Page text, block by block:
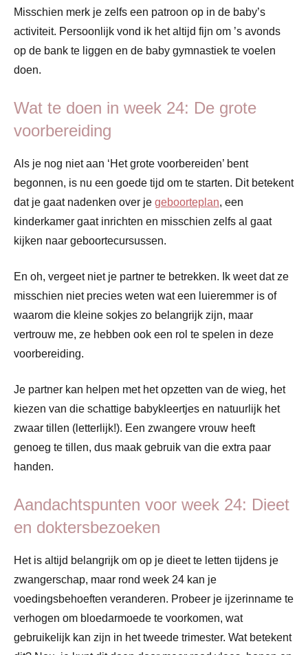
Misschien merk je zelfs een patroon op in de baby’s
activiteit. Persoonlijk vond ik het altijd fijn om ’s avonds
op de bank te liggen en de baby gymnastiek te voelen
doen.
Wat te doen in week 24: De grote
voorbereiding
Als je nog niet aan ‘Het grote voorbereiden’ bent
begonnen, is nu een goede tijd om te starten. Dit betekent
dat je gaat nadenken over je geboorteplan, een
kinderkamer gaat inrichten en misschien zelfs al gaat
kijken naar geboortecursussen.
En oh, vergeet niet je partner te betrekken. Ik weet dat ze
misschien niet precies weten wat een luieremmer is of
waarom die kleine sokjes zo belangrijk zijn, maar
vertrouw me, ze hebben ook een rol te spelen in deze
voorbereiding.
Je partner kan helpen met het opzetten van de wieg, het
kiezen van die schattige babykleertjes en natuurlijk het
zwaar tillen (letterlijk!). Een zwangere vrouw heeft
genoeg te tillen, dus maak gebruik van die extra paar
handen.
Aandachtspunten voor week 24: Dieet
en doktersbezoeken
Het is altijd belangrijk om op je dieet te letten tijdens je
zwangerschap, maar rond week 24 kan je
voedingsbehoeften veranderen. Probeer je ijzerinname te
verhogen om bloedarmoede te voorkomen, wat
gebruikelijk kan zijn in het tweede trimester. Wat betekent